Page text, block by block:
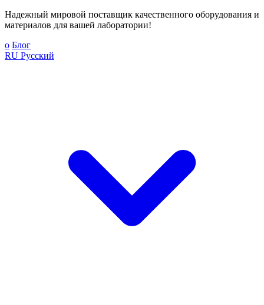
Надежный мировой поставщик качественного оборудования и
материалов для вашей лаборатории!
о Блог
RU Русский